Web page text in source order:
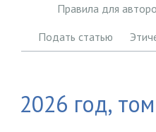
Правила для
Подать статью
2026 год,